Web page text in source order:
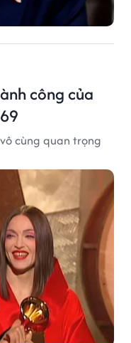
công của
cùng quan trọng